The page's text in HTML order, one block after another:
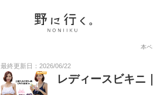
本
最終更新日：2026/06/22
レディースビキニ